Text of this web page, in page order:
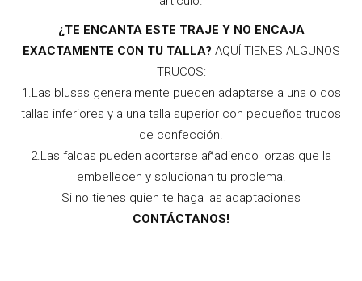
¿TE ENCANTA ESTE TRAJE Y NO ENCAJA
EXACTAMENTE CON TU TALLA? AQUÍ TIENES ALGUNOS
TRUCOS:
1.Las blusas generalmente pueden adaptarse a una o dos
tallas inferiores y a una talla superior con pequeños trucos
de confección.
2.Las faldas pueden acortarse añadiendo lorzas que la
embellecen y solucionan tu problema.
Si no tienes quien te haga las adaptaciones
CONTÁCTANOS!